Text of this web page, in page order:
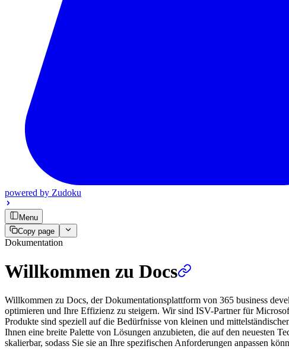
powered by Zudoku
Menu
Copy page
Dokumentation
Willkommen zu Docs
Willkommen zu Docs, der Dokumentationsplattform von 365 business
optimieren und Ihre Effizienz zu steigern. Wir sind ISV-Partner für
Produkte sind speziell auf die Bedürfnisse von kleinen und
Ihnen eine breite Palette von Lösungen anzubieten, die auf den neuesten
skalierbar, sodass Sie sie an Ihre spezifischen Anforderungen anpassen